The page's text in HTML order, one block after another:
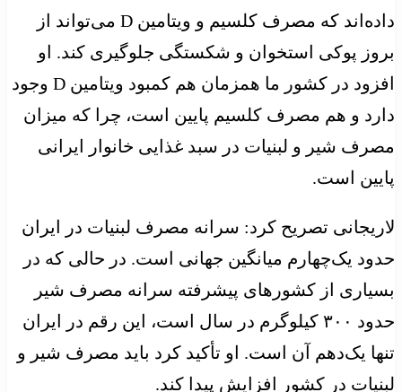
داده‌اند که مصرف کلسیم و ویتامین D می‌تواند از
بروز پوکی استخوان و شکستگی جلوگیری کند. او
افزود در کشور ما همزمان هم کمبود ویتامین D وجود
دارد و هم مصرف کلسیم پایین است، چرا که میزان
مصرف شیر و لبنیات در سبد غذایی خانوار ایرانی
پایین است.
لاریجانی تصریح کرد: سرانه مصرف لبنیات در ایران
حدود یک‌چهارم میانگین جهانی است. در حالی که در
بسیاری از کشورهای پیشرفته سرانه مصرف شیر
حدود ۳۰۰ کیلوگرم در سال است، این رقم در ایران
تنها یک‌دهم آن است. او تأکید کرد باید مصرف شیر و
لبنیات در کشور افزایش پیدا کند.